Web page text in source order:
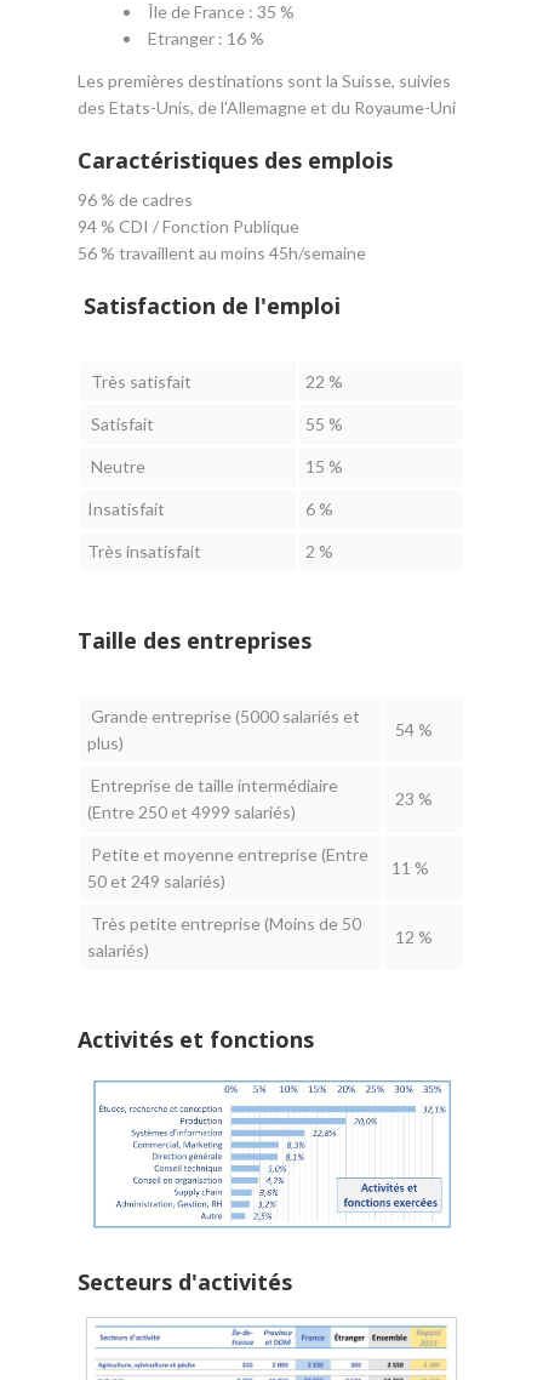
Île de France : 35 %
Etranger : 16 %
Les premières destinations sont la Suisse, suivies
des Etats-Unis, de l'Allemagne et du Royaume-Uni
Caractéristiques des emplois
96 % de cadres
94 % CDI / Fonction Publique
56 % travaillent au moins 45h/semaine
Satisfaction de l'emploi
Très satisfait 22 %
Satisfait 55 %
Neutre 15 %
Insatisfait 6 %
Très insatisfait 2 %
Taille des entreprises
Grande entreprise (5000 salariés et
plus)
54 %
Entreprise de taille intermédiaire
(Entre 250 et 4999 salariés)
23 %
Petite et moyenne entreprise (Entre
50 et 249 salariés)
11 %
Très petite entreprise (Moins de 50
salariés)
12 %
Activités et fonctions
Secteurs d'activités